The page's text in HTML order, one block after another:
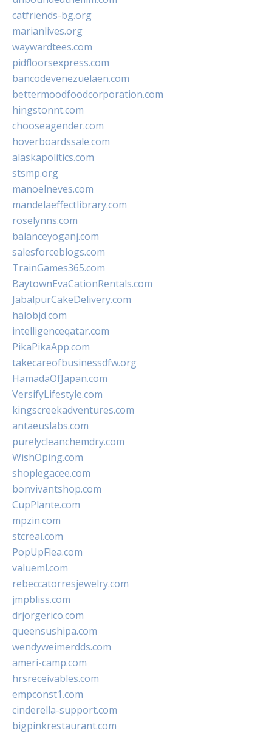
catfriends-bg.org
marianlives.org
waywardtees.com
pidfloorsexpress.com
bancodevenezuelaen.com
bettermoodfoodcorporation.com
hingstonnt.com
chooseagender.com
hoverboardssale.com
alaskapolitics.com
stsmp.org
manoelneves.com
mandelaeffectlibrary.com
roselynns.com
balanceyoganj.com
salesforceblogs.com
TrainGames365.com
BaytownEvaCationRentals.com
JabalpurCakeDelivery.com
halobjd.com
intelligenceqatar.com
PikaPikaApp.com
takecareofbusinessdfw.org
HamadaOfJapan.com
VersifyLifestyle.com
kingscreekadventures.com
antaeuslabs.com
purelycleanchemdry.com
WishOping.com
shoplegacee.com
bonvivantshop.com
CupPlante.com
mpzin.com
stcreal.com
PopUpFlea.com
valueml.com
rebeccatorresjewelry.com
jmpbliss.com
drjorgerico.com
queensushipa.com
wendyweimerdds.com
ameri-camp.com
hrsreceivables.com
empconst1.com
cinderella-support.com
bigpinkrestaurant.com